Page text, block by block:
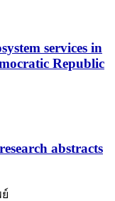
services in
Republic
abstracts